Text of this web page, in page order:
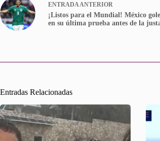
ENTRADA ANTERIOR
¡Listos para el Mundial! México
en su última prueba antes de la
Entradas Relacionadas